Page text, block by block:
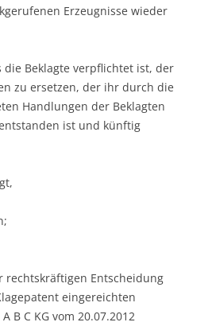
Erzeugnisse wieder
die Beklagte verpflichtet ist, der
zu ersetzen, der ihr durch die
Handlungen der Beklagten
ist und künftig
rechtskräftigen Entscheidung
eingereichten
B C KG vom 20.07.2012